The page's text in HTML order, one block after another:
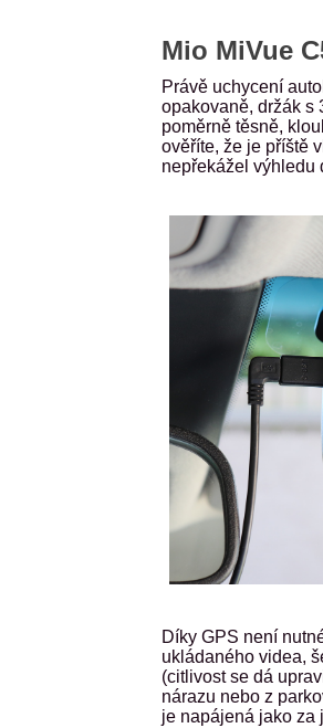
Mio MiVue
Právě uchycení
opakovaně, držák s
poměrně těsně,
ověříte, že je příště
nepřekážel výhledu
Díky GPS není
ukládaného videa,
(citlivost se dá
nárazu nebo z
je napájená jako za